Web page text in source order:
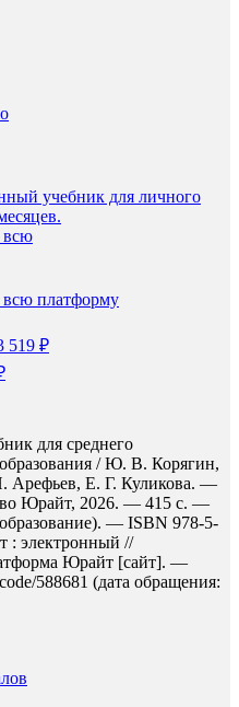
учебник для личного
всю
платформу
519 ₽
для среднего
/ Ю. В. Корягин,
Арефьев, Е. Г. Куликова. —
Юрайт, 2026. — 415 с. —
— ISBN 978-5-
: электронный //
Юрайт [сайт]. —
588681 (дата обращения: